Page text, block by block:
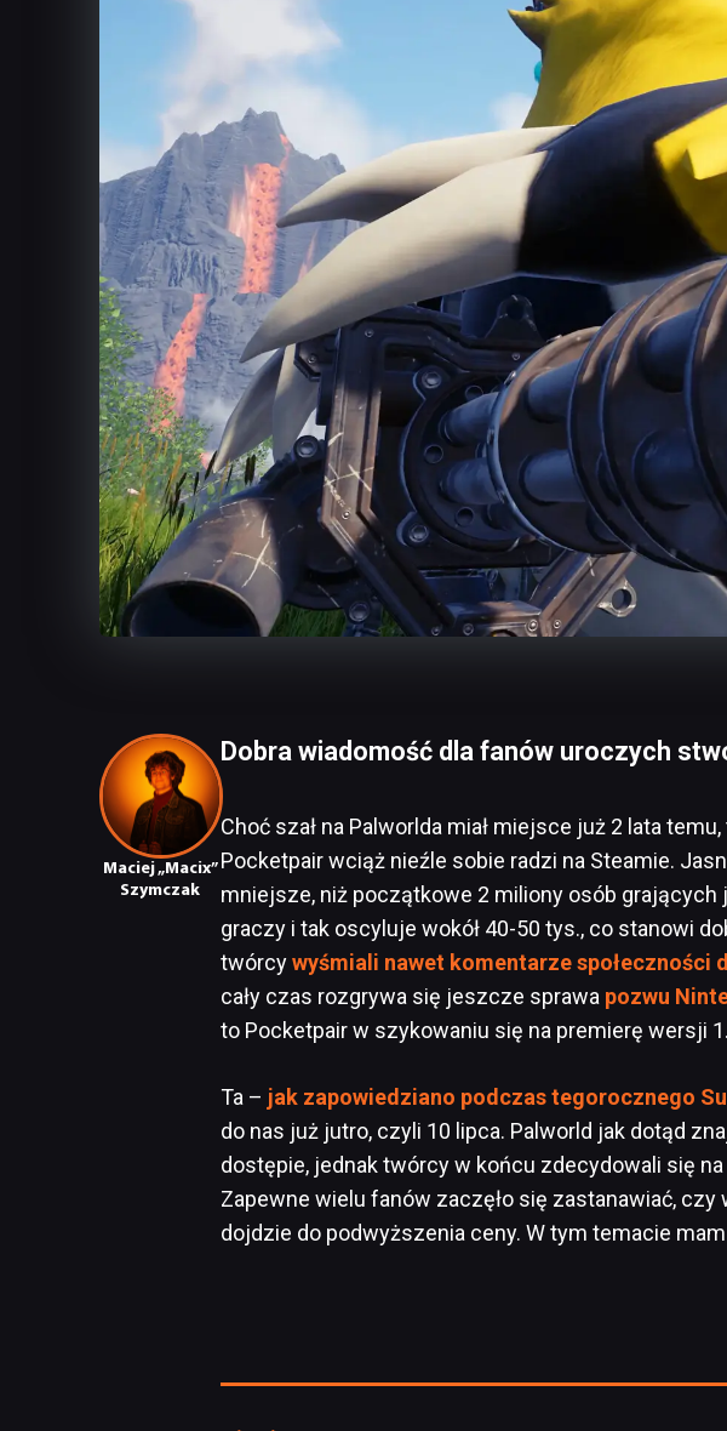
Maciej „Macix”
Szymczak
Dobra wiadomość dla fanów uroczych
Choć szał na Palworlda miał miejsce już 2 lata
Pocketpair wciąż nieźle sobie radzi na Steamie.
mniejsze, niż początkowe 2 miliony osób grających
graczy i tak oscyluje wokół 40-50 tys., co stanowi
twórcywyśmiali nawet komentarze społeczności
cały czas rozgrywa się jeszcze sprawa pozwu
to Pocketpair w szykowaniu się na premierę wersji
Ta – jak zapowiedziano podczas tegorocznego
do nas już jutro, czyli 10 lipca. Palworld jak dotąd
dostępie, jednak twórcy w końcu zdecydowali się
Zapewne wielu fanów zaczęło się zastanawiać, czy
dojdzie do podwyższenia ceny. W tym temacie